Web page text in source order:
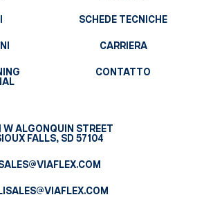
SCHEDE TECNICHE
CARRIERA
CONTATTO
W ALGONQUIN STREET
FALLS, SD 57104